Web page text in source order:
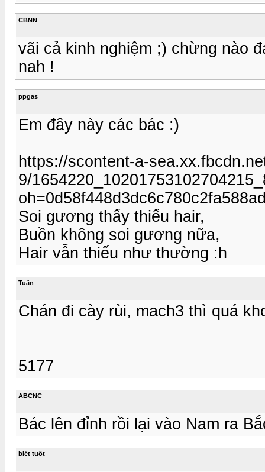
CBNN
vãi cả kinh nghiệm ;) chừng nào
nah !
ppgas
Em đây này các bác :)
https://scontent-a-
9/
Soi gương thấy thiếu hair,
Buồn không soi gương nữa,
Hair vẫn thiếu như thường :h
Tuấn
Chán đi cày rùi, mach3 thì quá
5177
ABCNC
Bác lên đỉnh rồi lại vào Nam ra
biết tuốt